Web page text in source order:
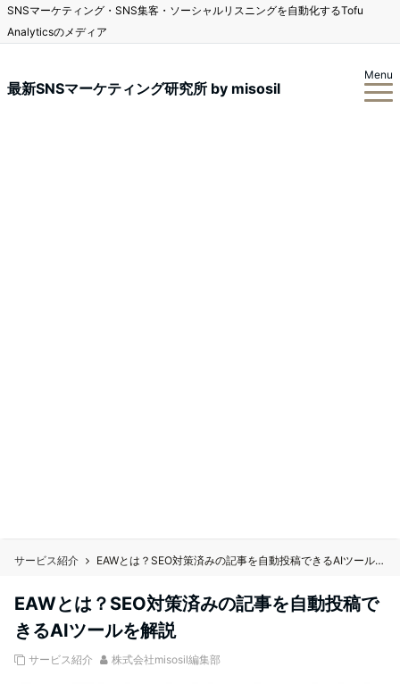
SNSマーケティング・SNS集客・ソーシャルリスニングを自動化するTofu
Analyticsのメディア
最新SNSマーケティング研究所 by misosil
Menu
サービス紹介 EAWとは？SEO対策済みの記事を自動投稿できるAIツールを解説
EAWとは？SEO対策済みの記事を自動投稿で
きるAIツールを解説
サービス紹介 株式会社misosil編集部